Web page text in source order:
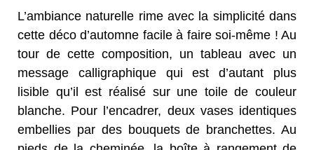
L’ambiance naturelle rime avec la simplicité dans
cette déco d’automne facile à faire soi-même ! Au
tour de cette composition, un tableau avec un
message calligraphique qui est d’autant plus
lisible qu’il est réalisé sur une toile de couleur
blanche. Pour l’encadrer, deux vases identiques
embellies par des bouquets de branchettes. Au